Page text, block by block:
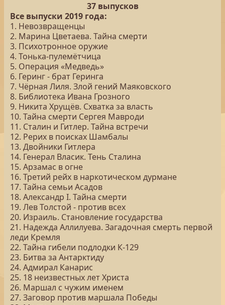
37 выпусков
Все выпуски 2019 года:
1. Невозвращенцы
2. Марина Цветаева. Тайна смерти
3. Психотронное оружие
4. Тонька-пулемётчица
5. Операция «Медведь»
6. Геринг - брат Геринга
7. Чёрная Лиля. Злой гений Маяковского
8. Библиотека Ивана Грозного
9. Никита Хрущёв. Схватка за власть
10. Тайна смерти Сергея Мавроди
11. Сталин и Гитлер. Тайна встречи
12. Рерих в поисках Шамбалы
13. Двойники Гитлера
14. Генерал Власик. Тень Сталина
15. Арзамас в огне
16. Третий рейх в наркотическом дурмане
17. Тайна семьи Асадов
18. Александр I. Тайна смерти
19. Лев Толстой - против всех
20. Израиль. Становление государства
21. Надежда Аллилуева. Загадочная смерть первой
леди Кремля
22. Тайна гибели подлодки К-129
23. Битва за Антарктиду
24. Адмирал Канарис
25. 18 неизвестных лет Христа
26. Маршал с чужим именем
27. Заговор против маршала Победы